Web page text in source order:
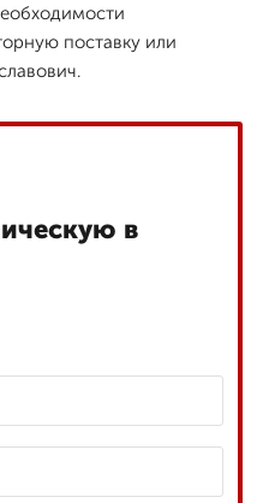
поставку или
в